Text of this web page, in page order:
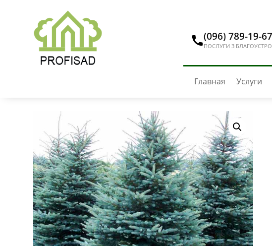
(096) 789-19-67
ПОСЛУГИ З
Главная Услуги